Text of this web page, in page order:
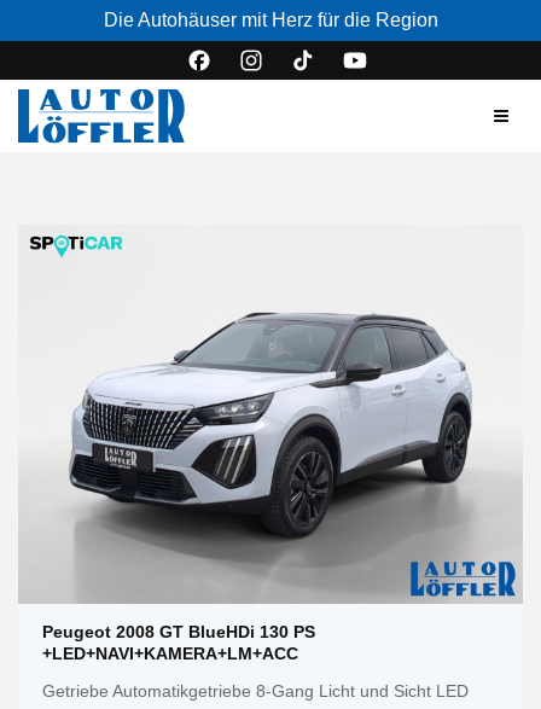
Die Autohäuser mit Herz für die Region
Peugeot 2008 GT BlueHDi 130 PS
+LED+NAVI+KAMERA+LM+ACC
Getriebe Automatikgetriebe 8-Gang Licht und Sicht LED